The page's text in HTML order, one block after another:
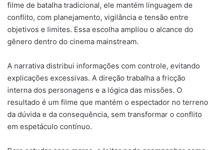
filme de batalha tradicional, ele mantém linguagem de
conflito, com planejamento, vigilância e tensão entre
objetivos e limites. Essa escolha ampliou o alcance do
gênero dentro do cinema mainstream.
A narrativa distribui informações com controle, evitando
explicações excessivas. A direção trabalha a fricção
interna dos personagens e a lógica das missões. O
resultado é um filme que mantém o espectador no terreno
da dúvida e da consequência, sem transformar o conflito
em espetáculo contínuo.